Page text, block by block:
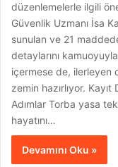
düzenlemelerle ilgili
Güvenlik Uzmanı İsa
sunulan ve 21
detaylarını
içermese de, ilerleyen
zemin hazırlıyor.
Adımlar Torba yasa
hayatını…
Devamını Oku »